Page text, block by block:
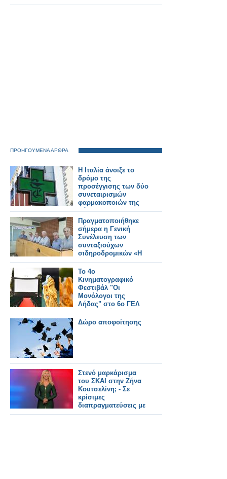
ΠΡΟΗΓΟΥΜΕΝΑ ΑΡΘΡΑ
Η Ιταλία άνοιξε το
δρόμο της
προσέγγισης των δύο
συνεταιρισμών
φαρμακοποιών της
Λάρισας
Πραγματοποιήθηκε
σήμερα η Γενική
Συνέλευση των
συνταξιούχων
σιδηροδρομικών «Η
ΑΝΑΓΕΝΝΗΣΙΣ»
To 4ο
Κινηματογραφικό
Φεστιβάλ "Οι
Μονόλογοι της
Λήδας" στο 6o ΓΕΛ
14-16 Ιουνίου!
Δώρο αποφοίτησης
Στενό μαρκάρισμα
του ΣΚΑΙ στην Ζήνα
Κουτσελίνη; - Σε
κρίσιμες
διαπραγματεύσεις με
το Star...